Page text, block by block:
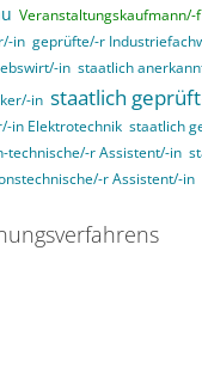
Veranstaltungskaufmann/-
in geprüfte/-r
in staatlich
in staatlich
in Elektrotechnik staatlich
technische/-r Assistent/-in
r Assistent/-in